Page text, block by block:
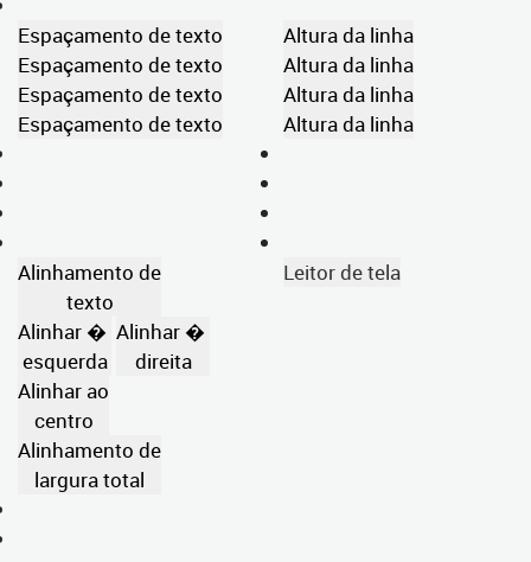
Espaçamento de texto
Espaçamento de texto
Espaçamento de texto
Espaçamento de texto
Altura da linha
Altura da linha
Altura da linha
Altura da linha
Alinhamento de
texto
Alinhar �
esquerda
Alinhar �
direita
Alinhar ao
centro
Alinhamento de
largura total
Leitor de tela